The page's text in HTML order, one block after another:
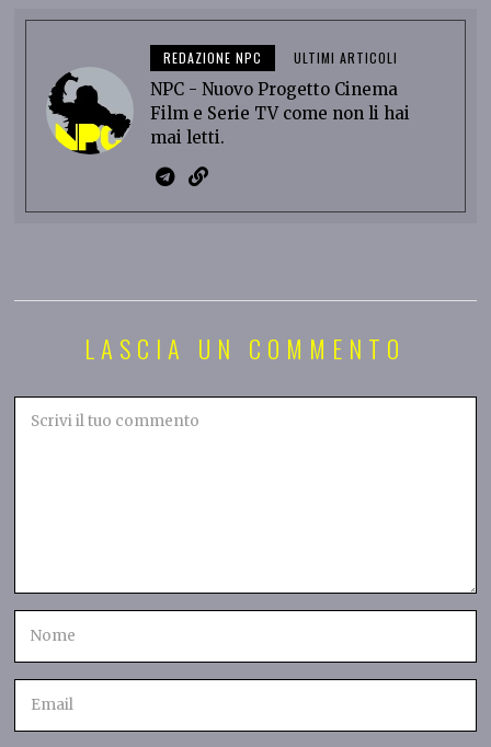
REDAZIONE NPC ULTIMI ARTICOLI
NPC - Nuovo Progetto Cinema
Film e Serie TV come non li hai
mai letti.
LASCIA UN COMMENTO